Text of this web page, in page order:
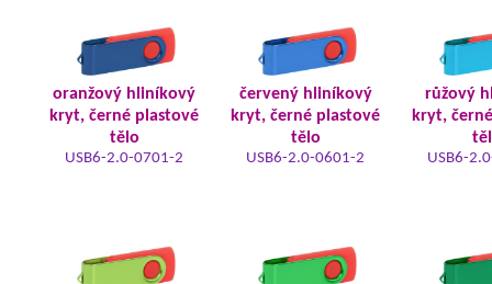
oranžový hliníkový
kryt, černé plastové
tělo
USB6-2.0-0701-2
červený hliníkový
kryt, černé plastové
tělo
USB6-2.0-0601-2
růžový
kryt,
USB6-